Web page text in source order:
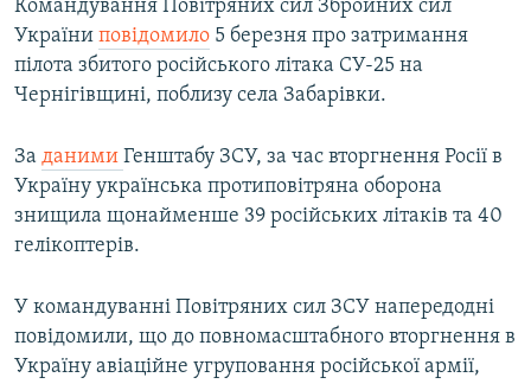
КТАТ
Усі сайти RFE/RL
Командування Повітряних сил Збройних сил
України повідомило 5 березня про затримання
пілота збитого російського літака СУ-25 на
Чернігівщині, поблизу села Забарівки.
За даними Генштабу ЗСУ, за час вторгнення Росії в
Україну українська протиповітряна оборона
знищила щонайменше 39 російських літаків та 40
гелікоптерів.
У командуванні Повітряних сил ЗСУ напередодні
повідомили, що до повномасштабного вторгнення в
Україну авіаційне угруповання російської армії,